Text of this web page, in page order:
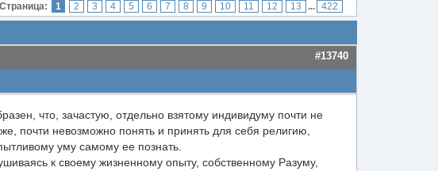
Страница: 1 2 3 4 5 6 7 8 9 10 11 12 13 ... 422
#13740
что, зачастую, отдельно взятому индивидуму почти не
почти невозможно понять и принять для себя религию,
уму самому ее познать.
к своему жизненному опыту, собственному Разуму,